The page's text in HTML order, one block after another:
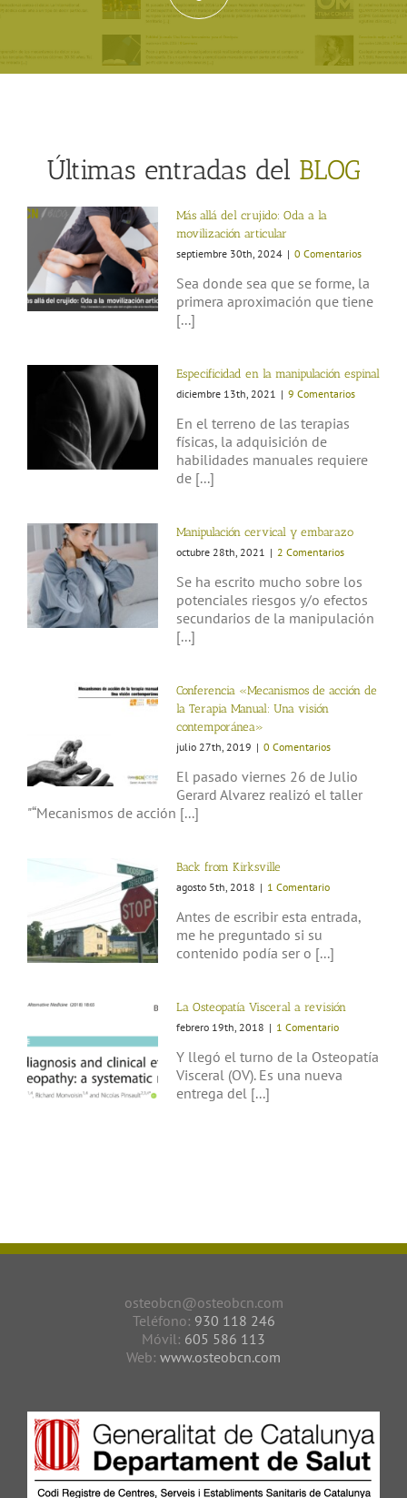
Últimas entradas del BLOG
Más allá del crujido: Oda a la
movilización articular
septiembre 30th, 2024 | 0 Comentarios
Sea donde sea que se forme, la
primera aproximación que tiene
[...]
Especificidad en la manipulación espinal
diciembre 13th, 2021 | 9 Comentarios
En el terreno de las terapias
físicas, la adquisición de
habilidades manuales requiere
de [...]
Manipulación cervical y embarazo
octubre 28th, 2021 | 2 Comentarios
Se ha escrito mucho sobre los
potenciales riesgos y/o efectos
secundarios de la manipulación
[...]
Conferencia «Mecanismos de acción de
la Terapia Manual: Una visión
contemporánea»
julio 27th, 2019 | 0 Comentarios
El pasado viernes 26 de Julio
Gerard Alvarez realizó el taller
"“Mecanismos de acción [...]
Back from Kirksville
agosto 5th, 2018 | 1 Comentario
Antes de escribir esta entrada,
me he preguntado si su
contenido podía ser o [...]
La Osteopatía Visceral a revisión
febrero 19th, 2018 | 1 Comentario
Y llegó el turno de la Osteopatía
Visceral (OV). Es una nueva
entrega del [...]
osteobcn@osteobcn.com
Teléfono: 930 118 246
Móvil: 605 586 113
Web: www.osteobcn.com